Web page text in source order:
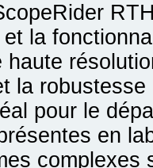
la
haute
la
pour le
en
complexes